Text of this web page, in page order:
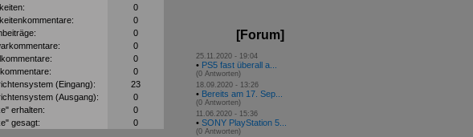
0
0
0
0
0
0
(Eingang):
23
(Ausgang):
0
erhalten:
0
gesagt:
0
[Forum]
25.11.2020 - 19:04
• PS5 fast überall a...
(0 Antworten)
18.09.2020 - 13:26
• Bereits am 17. Sep...
(0 Antworten)
11.06.2020 - 15:36
• SONY PlayStation 5...
(0 Antworten)